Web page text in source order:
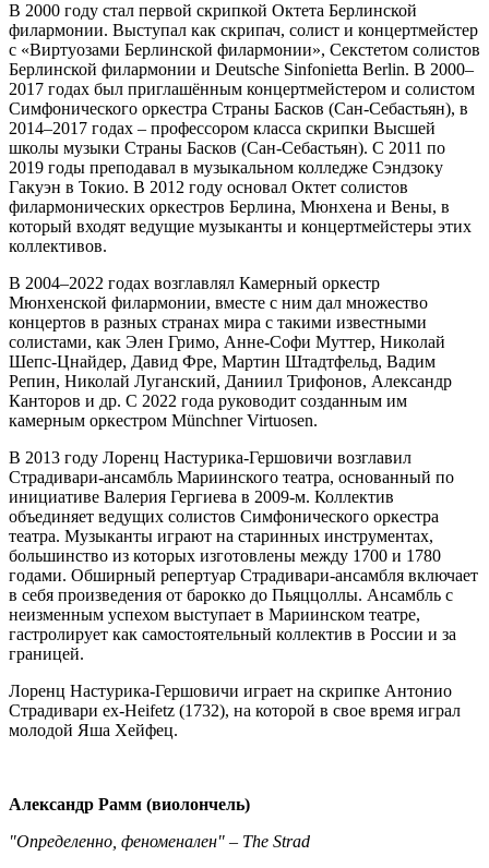
В 2000 году стал первой скрипкой Октета Берлинской
филармонии. Выступал как скрипач, солист и концертмейстер
с «Виртуозами Берлинской филармонии», Секстетом солистов
Берлинской филармонии и Deutsche Sinfonietta Berlin. В 2000–
2017 годах был приглашённым концертмейстером и солистом
Симфонического оркестра Страны Басков (Сан-Себастьян), в
2014–2017 годах – профессором класса скрипки Высшей
школы музыки Страны Басков (Сан-Себастьян). С 2011 по
2019 годы преподавал в музыкальном колледже Сэндзоку
Гакуэн в Токио. В 2012 году основал Октет солистов
филармонических оркестров Берлина, Мюнхена и Вены, в
который входят ведущие музыканты и концертмейстеры этих
коллективов.
В 2004–2022 годах возглавлял Камерный оркестр
Мюнхенской филармонии, вместе с ним дал множество
концертов в разных странах мира с такими известными
солистами, как Элен Гримо, Анне-Софи Муттер, Николай
Шепс-Цнайдер, Давид Фре, Мартин Штадтфельд, Вадим
Репин, Николай Луганский, Даниил Трифонов, Александр
Канторов и др. С 2022 года руководит созданным им
камерным оркестром Münchner Virtuosen.
В 2013 году Лоренц Настурика-Гершовичи возглавил
Страдивари-ансамбль Мариинского театра, основанный по
инициативе Валерия Гергиева в 2009-м. Коллектив
объединяет ведущих солистов Симфонического оркестра
театра. Музыканты играют на старинных инструментах,
большинство из которых изготовлены между 1700 и 1780
годами. Обширный репертуар Страдивари-ансамбля включает
в себя произведения от барокко до Пьяццоллы. Ансамбль с
неизменным успехом выступает в Мариинском театре,
гастролирует как самостоятельный коллектив в России и за
границей.
Лоренц Настурика-Гершовичи играет на скрипке Антонио
Страдивари ex-Heifetz (1732), на которой в свое время играл
молодой Яша Хейфец.
Александр Рамм (виолончель)
"Определенно, феноменален" – The Strad